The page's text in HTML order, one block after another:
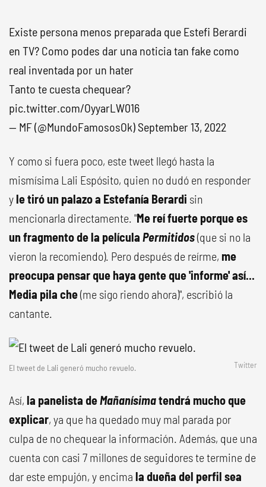
Existe persona menos preparada que Estefi Berardi
en TV? Como podes dar una noticia tan fake como
real inventada por un hater
Tanto te cuesta chequear?
pic.twitter.com/OyyarLW016
— MF (@MundoFamososOk) September 13, 2022
Y como si fuera poco, este tweet llegó hasta la
mismísima Lali Espósito, quien no dudó en responder
yle tiró un palazo a Estefanía Berardi sin
mencionarla directamente. "Me reí fuerte porque es
un fragmento de la película Permitidos(que si no la
vieron la recomiendo). Pero después de reírme, me
preocupa pensar que haya gente que 'informe' así...
Media pila che(me sigo riendo ahora)", escribió la
cantante.
El tweet de Lali generó mucho revuelo. Twitter
Así, la panelista deMañanísimatendrá mucho que
explicar, ya que ha quedado muy mal parada por
culpa de no chequear la información. Además, que una
cuenta con casi 7 millones de seguidores te termine de
dar este empujón, y encima la dueña del perfil sea